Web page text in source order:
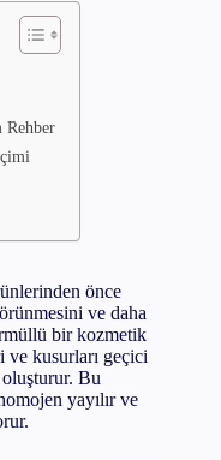
Rehber
önce
ve daha
bir kozmetik
kusurları geçici
Bu
yayılır ve